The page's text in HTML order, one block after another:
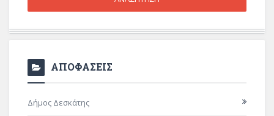
ΑΠΟΦΑΣΕΙΣ
Δήμος Δεσκάτης